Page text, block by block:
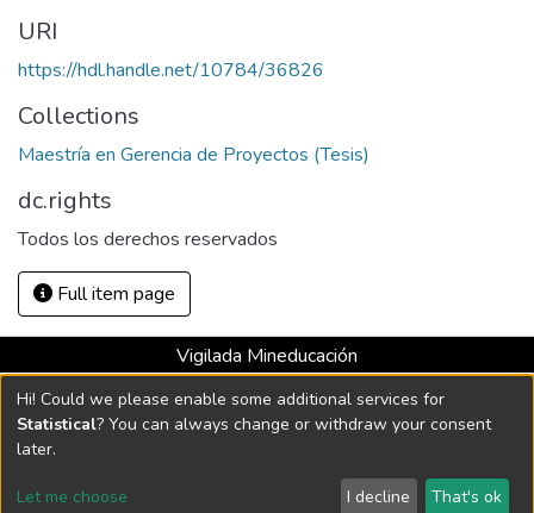
URI
https://hdl.handle.net/10784/36826
Collections
Maestría en Gerencia de Proyectos (Tesis)
dc.rights
Todos los derechos reservados
Full item page
Vigilada Mineducación
Universidad con Acreditación Institucional hasta 2026 -
Resolución MEN 2158 de 2018
DSpace software copyright © 2002-2026 LYRASIS
Hi! Could we please enable some additional services for
Statistical? You can always change or withdraw your consent
later.
Let me choose I decline That's ok